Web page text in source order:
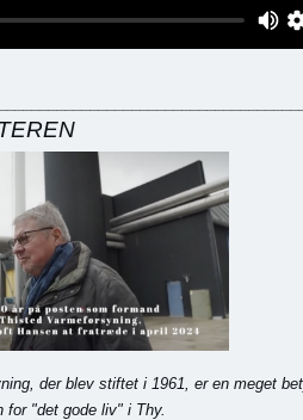
der blev stiftet i 1961, er en meget
for "det gode liv" i Thy.